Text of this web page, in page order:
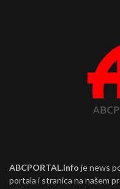
ABCPORTAL.info je news
portala i stranica na našem